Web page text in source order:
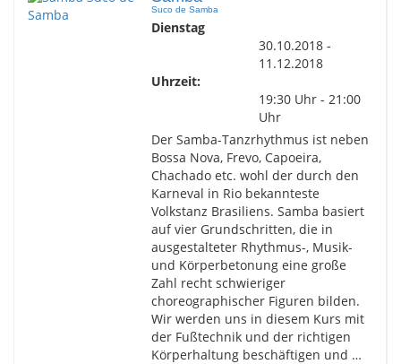
Suco de Samba
Dienstag
30.10.2018 -
11.12.2018
Uhrzeit:
19:30 Uhr - 21:00
Uhr
Der Samba-Tanzrhythmus ist neben
Bossa Nova, Frevo, Capoeira,
Chachado etc. wohl der durch den
Karneval in Rio bekannteste
Volkstanz Brasiliens. Samba basiert
auf vier Grundschritten, die in
ausgestalteter Rhythmus-, Musik-
und Körperbetonung eine große
Zahl recht schwieriger
choreographischer Figuren bilden.
Wir werden uns in diesem Kurs mit
der Fußtechnik und der richtigen
Körperhaltung beschäftigen und …